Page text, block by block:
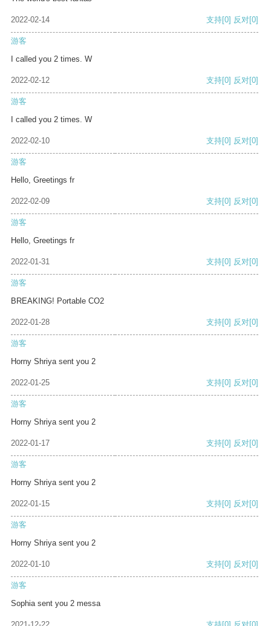
2022-02-14 支持[0] 反对[0]
游客
I called you 2 times. W
2022-02-12 支持[0] 反对[0]
游客
I called you 2 times. W
2022-02-10 支持[0] 反对[0]
游客
Hello, Greetings fr
2022-02-09 支持[0] 反对[0]
游客
Hello, Greetings fr
2022-01-31 支持[0] 反对[0]
游客
BREAKING! Portable CO2
2022-01-28 支持[0] 反对[0]
游客
Horny Shriya sent you 2
2022-01-25 支持[0] 反对[0]
游客
Horny Shriya sent you 2
2022-01-17 支持[0] 反对[0]
游客
Horny Shriya sent you 2
2022-01-15 支持[0] 反对[0]
游客
Horny Shriya sent you 2
2022-01-10 支持[0] 反对[0]
游客
Sophia sent you 2 messa